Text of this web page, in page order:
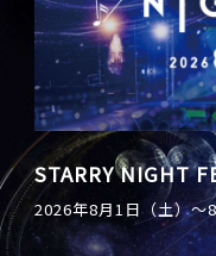
STARRY NIGHT
2026年8月1日（土）〜
「アイドルマス
Star Village ACHI
天空の楽園 ナイ
「天体観測会
日本一の星空写真
星兄 STARLIGHT